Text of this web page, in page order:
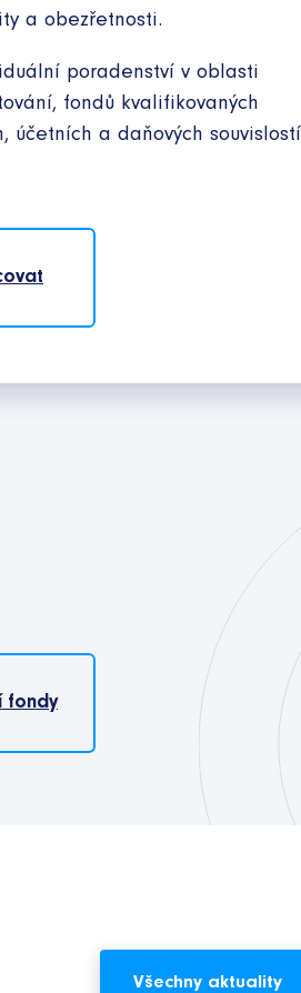
a obezřetnosti.
poradenství v oblasti
fondů kvalifikovaných
účetních a daňových souvislostí
fondy
Všechny aktuality